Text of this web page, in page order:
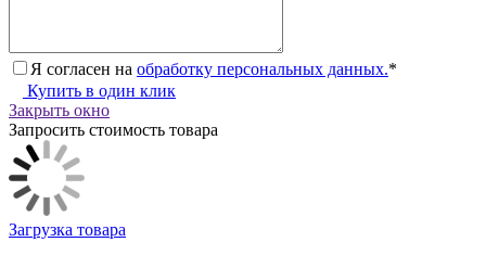
Я согласен на обработку персональных данных.*
Купить в один клик
Закрыть окно
Запросить стоимость товара
Загрузка товара